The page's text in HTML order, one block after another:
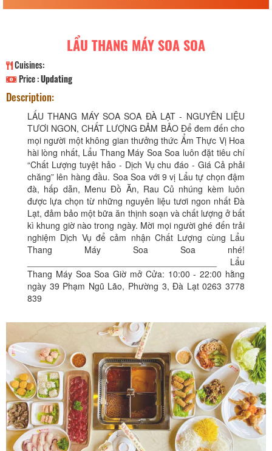
LẨU THANG MÁY SOA SOA
Cuisines:
Price :Updating
Description:
LẨU THANG MÁY SOA SOA ĐÀ LẠT - NGUYÊN LIỆU
TƯƠI NGON, CHẤT LƯỢNG ĐẢM BẢO Để đem đến cho
mọi người một không gian thưởng thức Ẩm Thực Vị Hoa
hài lòng nhất, Lẩu Thang Máy Soa Soa luôn đặt tiêu chí
“Chất Lượng tuyệt hảo - Dịch Vụ chu đáo - Giá Cả phải
chăng” lên hàng đầu. Soa Soa với 9 vị Lẩu tự chọn đậm
đà, hấp dẫn, Menu Đồ Ăn, Rau Củ nhúng kèm luôn
được lựa chọn từ những nguyên liệu tươi ngon nhất Đà
Lạt, đảm bảo một bữa ăn thịnh soạn và chất lượng ở bất
kì khung giờ nào trong ngày. Mời mọi người ghé đến trải
nghiệm Dịch Vụ để cảm nhận Chất Lượng cùng Lẩu
Thang Máy Soa Soa nhé!
_______________________________________ Lẩu
Thang Máy Soa Soa Giờ mở Cửa: 10:00 - 22:00 hằng
ngày 39 Phạm Ngũ Lão, Phường 3, Đà Lạt 0263 3778
839